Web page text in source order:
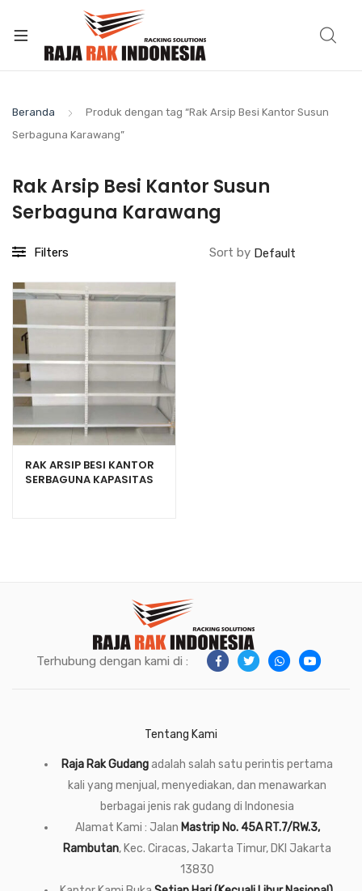
Beranda
Produk dengan tag “Rak Arsip Besi Kantor Susun
Serbaguna Karawang”
Rak Arsip Besi Kantor Susun
Serbaguna Karawang
Filters Sort by
RAK ARSIP BESI KANTOR
SERBAGUNA KAPASITAS
Terhubung dengan kami di :
Tentang Kami
Raja Rak Gudangadalah salah satu perintis pertama
kali yang menjual, menyediakan, dan menawarkan
berbagai jenis rak gudang di Indonesia
Alamat Kami : Jalan Mastrip No. 45A RT.7/RW.3,
Rambutan, Kec. Ciracas, Jakarta Timur, DKI Jakarta
13830